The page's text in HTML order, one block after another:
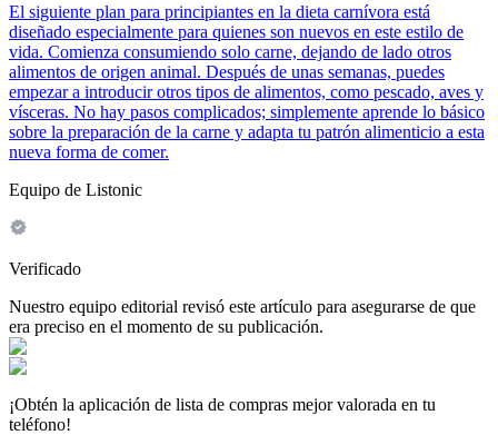
El siguiente plan para principiantes en la dieta carnívora está
diseñado especialmente para quienes son nuevos en este estilo de
vida. Comienza consumiendo solo carne, dejando de lado otros
alimentos de origen animal. Después de unas semanas, puedes
empezar a introducir otros tipos de alimentos, como pescado, aves y
vísceras. No hay pasos complicados; simplemente aprende lo básico
sobre la preparación de la carne y adapta tu patrón alimenticio a esta
nueva forma de comer.
Equipo de Listonic
Verificado
Nuestro equipo editorial revisó este artículo para asegurarse de que
era preciso en el momento de su publicación.
¡Obtén la aplicación de lista de compras mejor valorada en tu
teléfono!